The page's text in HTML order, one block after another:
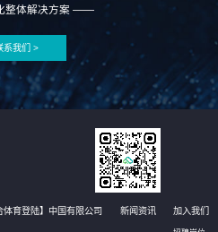
整体解决方案 ——
系我们 >
体育登陆】中国有限公司 新闻资讯 加入我们